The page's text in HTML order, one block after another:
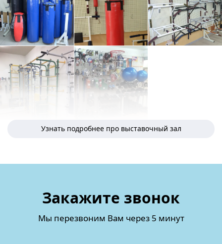
Узнать подробнее про выставочный зал
Закажите звонок
Мы перезвоним Вам через 5 минут